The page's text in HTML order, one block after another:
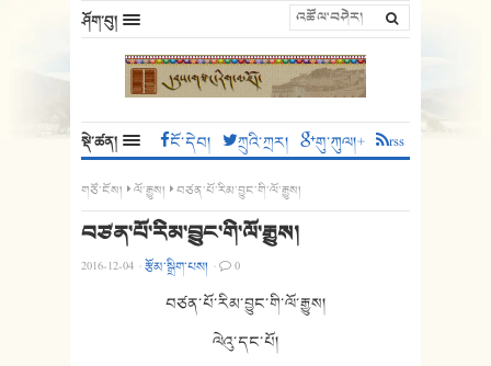
ཤོག་བུ།
སྡེ་ཚན། ངོ་དེབ། ཀྲུའི་ཀྲར། གུ་ཀུལ།+ rss
གཙོ་ངོས། ལོ་རྒྱུས། བཙན་པོ་རིམ་བྱུང་གི་ལོ་རྒྱུས།
བཙན་པོ་རིམ་བྱུང་གི་ལོ་རྒྱུས།
2016-12-04 ·རྩོམ་སྒྲིག་པས། · 0
བཙན་པོ་རིམ་བྱུང་གི་ལོ་རྒྱུས།
ལེའུ་དང་པོ།